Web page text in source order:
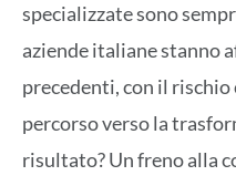
specializzate sono
aziende italiane stanno
precedenti, con il
percorso verso la
risultato? Un freno alla